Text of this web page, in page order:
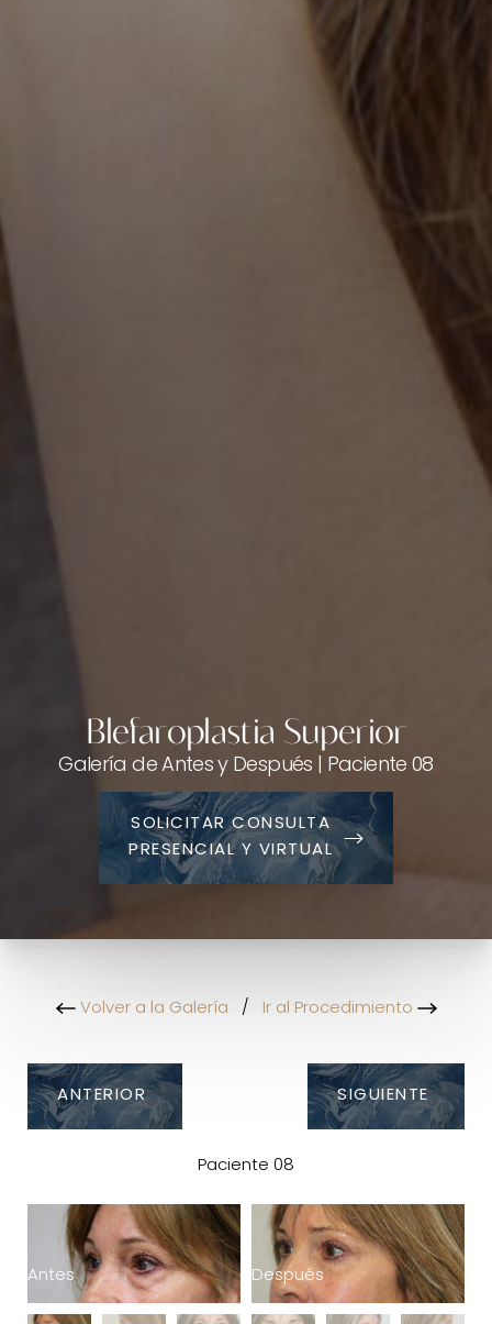
Blefaroplastia Superior
Galería de Antes y Después | Paciente 08
SOLICITAR CONSULTA
PRESENCIAL Y VIRTUAL
Volver a la Galería / Ir al Procedimiento
ANTERIOR
Paciente 08
SIGUIENTE
Antes Después